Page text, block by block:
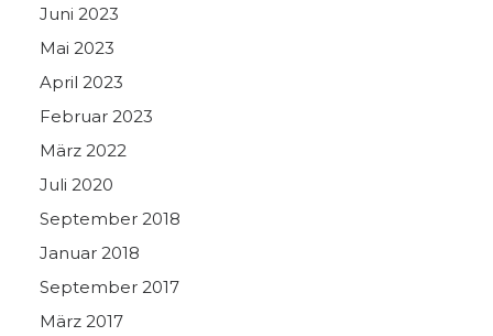
Juni 2023
Mai 2023
April 2023
Februar 2023
März 2022
Juli 2020
September 2018
Januar 2018
September 2017
März 2017